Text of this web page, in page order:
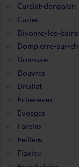
Curciat-dongalon
Cuzieu
Divonne-les-bains
Dompierre-sur-
Domsure
Douvres
Druillat
Échenevex
Evosges
Fareins
Feillens
Flaxieu